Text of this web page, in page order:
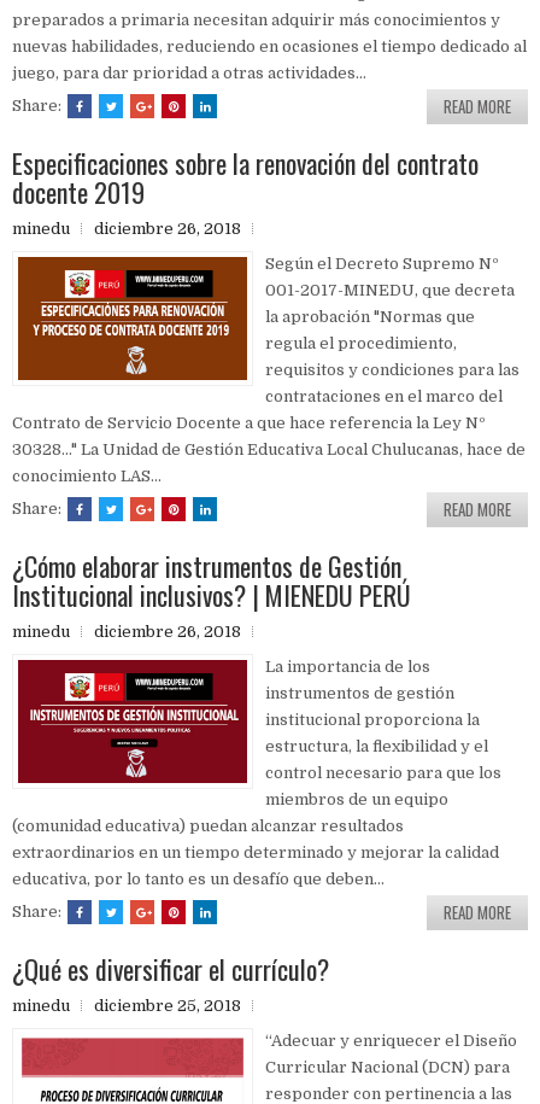
preparados a primaria necesitan adquirir más conocimientos y
nuevas habilidades, reduciendo en ocasiones el tiempo dedicado al
juego, para dar prioridad a otras actividades...
Share:
READ MORE
Especificaciones sobre la renovación del contrato
docente 2019
minedu
diciembre 26, 2018
Según el Decreto Supremo Nº
001-2017-MINEDU, que decreta
la aprobación "Normas que
regula el procedimiento,
requisitos y condiciones para las
contrataciones en el marco del
Contrato de Servicio Docente a que hace referencia la Ley Nº
30328..." La Unidad de Gestión Educativa Local Chulucanas, hace de
conocimiento LAS...
Share:
READ MORE
¿Cómo elaborar instrumentos de Gestión
Institucional inclusivos? | MIENEDU PERÚ
minedu
diciembre 26, 2018
La importancia de los
instrumentos de gestión
institucional proporciona la
estructura, la flexibilidad y el
control necesario para que los
miembros de un equipo
(comunidad educativa) puedan alcanzar resultados
extraordinarios en un tiempo determinado y mejorar la calidad
educativa, por lo tanto es un desafío que deben...
Share:
READ MORE
¿Qué es diversificar el currículo?
minedu
diciembre 25, 2018
“Adecuar y enriquecer el Diseño
Curricular Nacional (DCN) para
responder con pertinencia a las